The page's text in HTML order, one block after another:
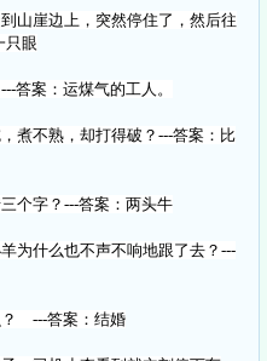
山崖边上，突然停住了，然后往
只眼
答案：运煤气的工人。
煮不熟，却打得破？---答案：比
个字？---答案：两头牛
为什么也不声不响地跟了去？---
？ ---答案：结婚